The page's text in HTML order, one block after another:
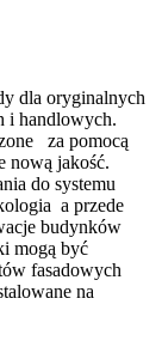
dla oryginalnych
i handlowych.
za pomocą
nową jakość.
do systemu
a przede
budynków
mogą być
fasadowych
na